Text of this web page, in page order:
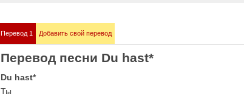
Demis Roussos
Все песни
Перевод 1 Добавить свой перевод
Перевод песни Du hast*
Du hast*
Ты